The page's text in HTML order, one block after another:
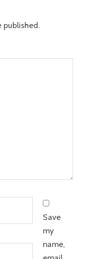
published.
Save
my
name,